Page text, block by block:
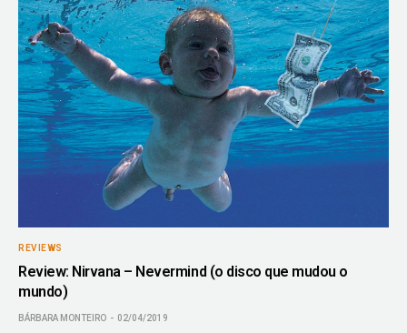
REVIEWS
Review: Nirvana – Nevermind (o disco que mudou o
mundo)
BÁRBARA MONTEIRO 02/04/2019